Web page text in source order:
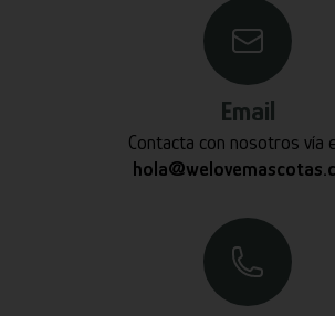
Email
Contacta con nosotros vía